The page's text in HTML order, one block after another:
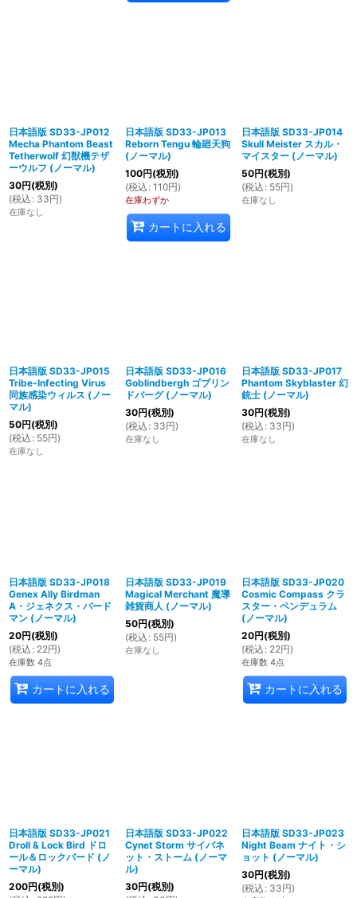
日本語版 SD33-JP012
Mecha Phantom Beast
Tetherwolf 幻獣機テザ
ーウルフ (ノーマル)
30円(税別)
(税込 : 33円)
在庫なし
日本語版 SD33-JP013
Reborn Tengu 輪廻天狗
(ノーマル)
100円(税別)
(税込 : 110円)
在庫わずか
カートに入れる
日本語版 SD33-JP014
Skull Meister スカル・
マイスター (ノーマル)
50円(税別)
(税込 : 55円)
在庫なし
日本語版 SD33-JP015
Tribe-Infecting Virus
同族感染ウィルス (ノー
マル)
50円(税別)
(税込 : 55円)
在庫なし
日本語版 SD33-JP016
Goblindbergh ゴブリン
ドバーグ (ノーマル)
30円(税別)
(税込 : 33円)
在庫なし
日本語版 SD33-JP017
Phantom Skyblaster 幻
銃士 (ノーマル)
30円(税別)
(税込 : 33円)
在庫なし
日本語版 SD33-JP018
Genex Ally Birdman
A・ジェネクス・バード
マン (ノーマル)
20円(税別)
(税込 : 22円)
在庫数 4点
カートに入れる
日本語版 SD33-JP019
Magical Merchant 魔導
雑貨商人 (ノーマル)
50円(税別)
(税込 : 55円)
在庫なし
日本語版 SD33-JP020
Cosmic Compass クラ
スター・ペンデュラム
(ノーマル)
20円(税別)
(税込 : 22円)
在庫数 4点
カートに入れる
日本語版 SD33-JP021
Droll & Lock Bird ドロ
ール＆ロックバード (ノ
ーマル)
200円(税別)
日本語版 SD33-JP022
Cynet Storm サイバネ
ット・ストーム (ノーマ
ル)
30円(税別)
日本語版 SD33-JP023
Night Beam ナイト・シ
ョット (ノーマル)
30円(税別)
(税込 : 33円)